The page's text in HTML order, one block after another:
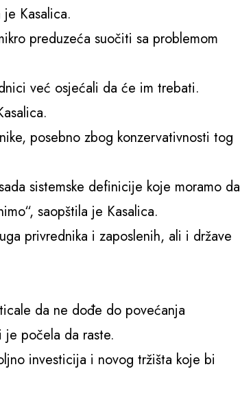
Kasalica.
preduzeća suočiti sa problemom
već osjećali da će im trebati.
posebno zbog konzervativnosti tog
sistemske definicije koje moramo da
saopštila je Kasalica.
privrednika i zaposlenih, ali i države
da ne dođe do povećanja
je počela da raste.
investicija i novog tržišta koje bi